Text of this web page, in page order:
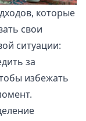
которые
свои
ситуации:
за
избежать